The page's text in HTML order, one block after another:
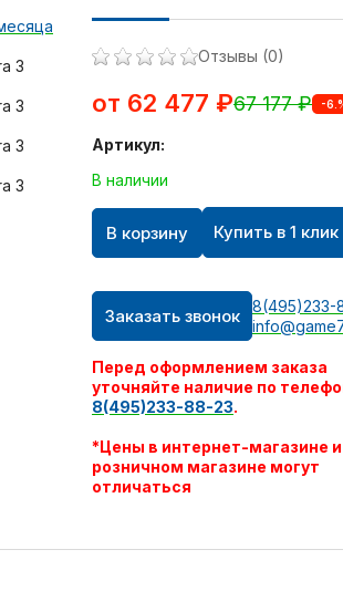
Отзывы (0)
67 177 ₽
от 62 477 ₽ -
Артикул:
В наличии
В корзину Купить в 1 клик
Заказать звонок
8(495)233-
Перед оформлением заказа
уточняйте наличие по
8(495)233-88-23.
*Цены в интернет-магазине и
розничном магазине могут
отличаться